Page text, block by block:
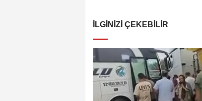
İLGINIZI ÇEKEBILIR